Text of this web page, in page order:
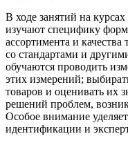
В ходе занятий на
изучают специфику
ассортимента и
со стандартами и
обучаются проводить
этих измерений;
товаров и оценивать их
решений проблем,
Особое внимание
идентификации и